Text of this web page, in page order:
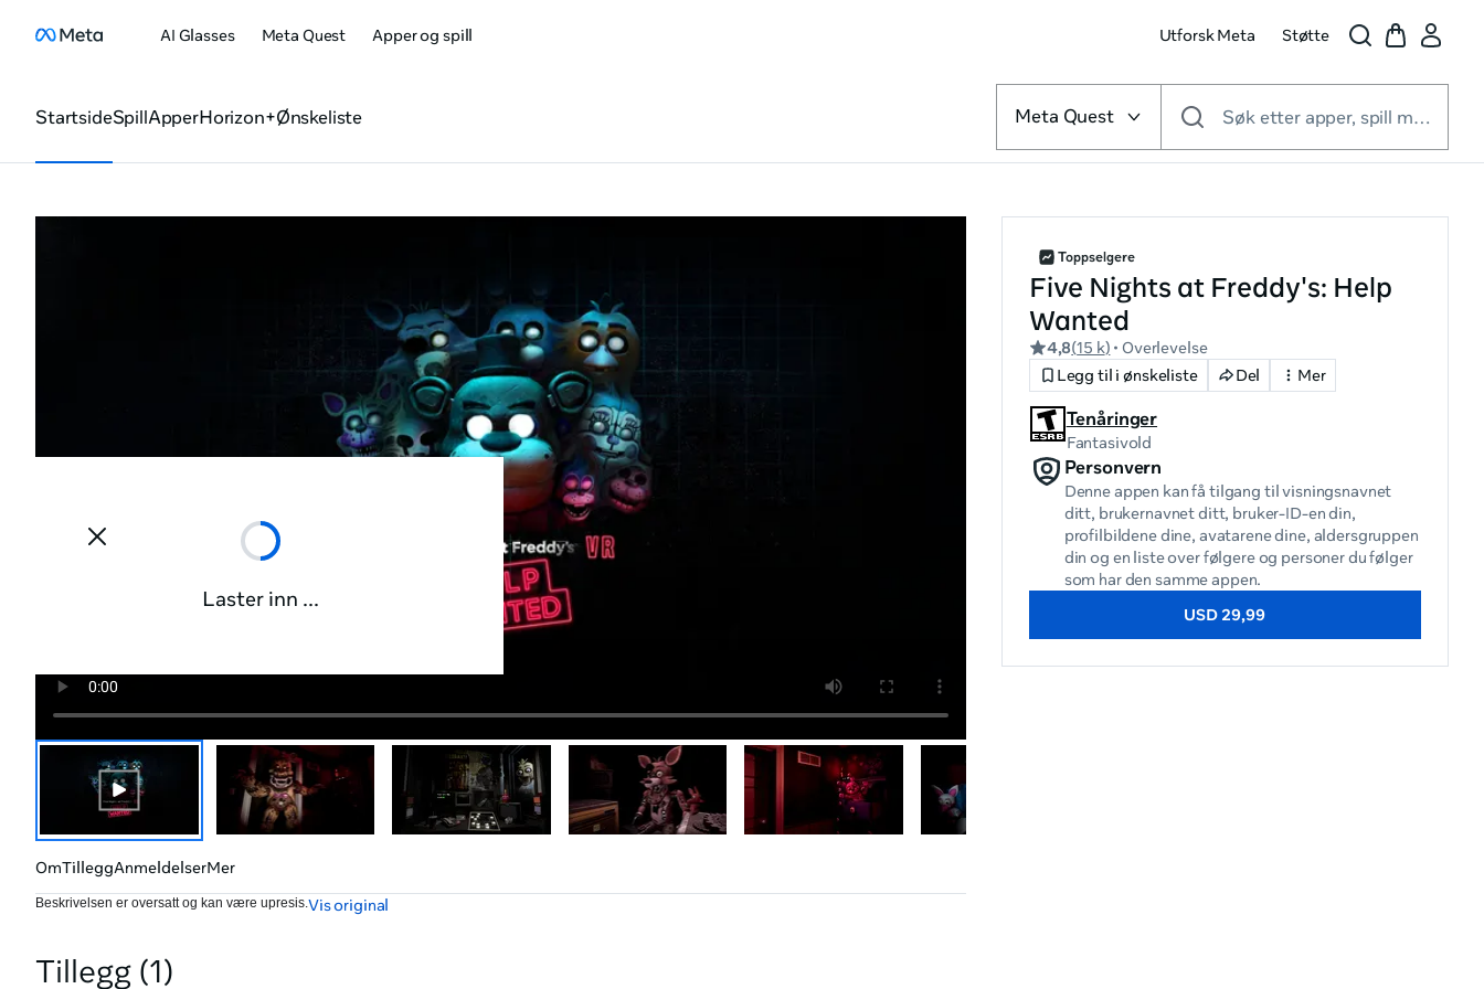
AI Glasses Meta Quest Apper og spill Utforsk Meta Støtte
StartsideSpillApperHorizon+Ønskeliste
VR-
plattform
Meta Quest Søk etter apper, spill med mer
Toppselgere
Five Nights at Freddy's: Help
Wanted
4,8(15 k) • Overlevelse
Legg til i ønskeliste
Del Mer
Tenåringer
Fantasivold
Personvern
Denne appen kan få tilgang til visningsnavnet
ditt, brukernavnet ditt, bruker-ID-en din,
profilbildene dine, avatarene dine, aldersgruppen
din og en liste over følgere og personer du følger
som har den samme appen.
USD 29,99
OmTilleggAnmeldelserMer
Beskrivelsen er oversatt og kan være upresis. Vis original
Tillegg (1)
Laster inn ...